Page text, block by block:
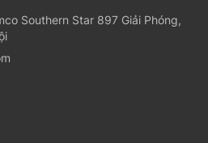
Southern Star 897 Giải Phóng,